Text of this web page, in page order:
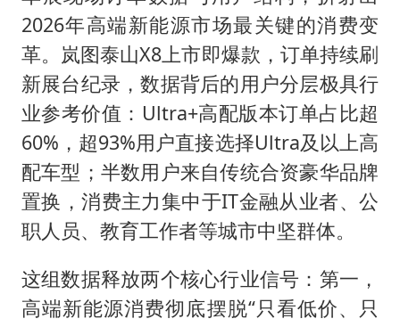
2026年高端新能源市场最关键的消费变
革。岚图泰山X8上市即爆款，订单持续刷
新展台纪录，数据背后的用户分层极具行
业参考价值：Ultra+高配版本订单占比超
60%，超93%用户直接选择Ultra及以上高
配车型；半数用户来自传统合资豪华品牌
置换，消费主力集中于IT金融从业者、公
职人员、教育工作者等城市中坚群体。
这组数据释放两个核心行业信号：第一，
高端新能源消费彻底摆脱“只看低价、只